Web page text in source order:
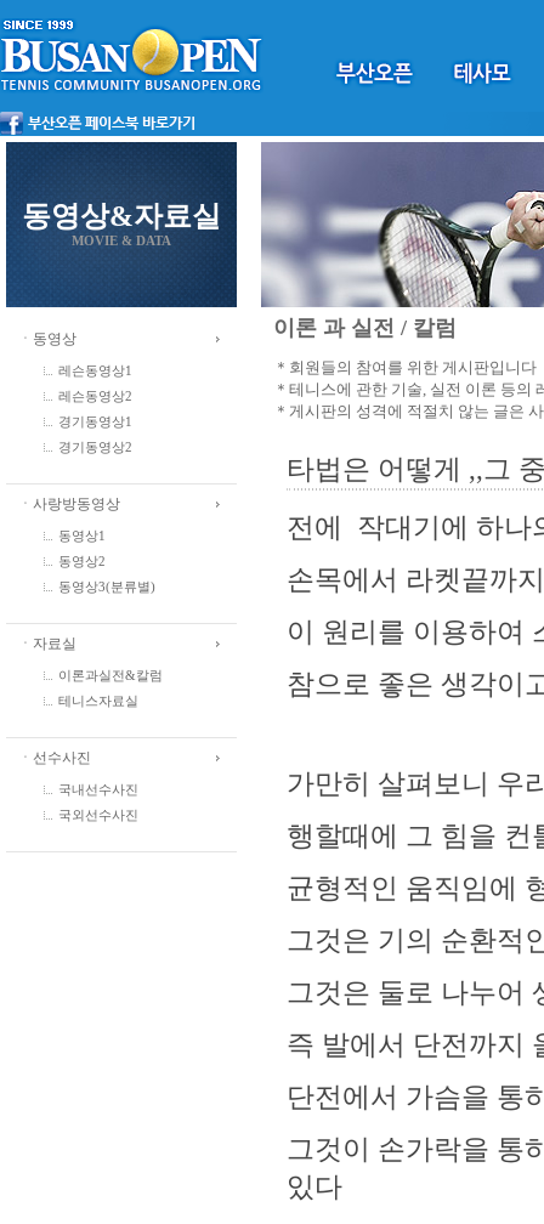
동영상&자료실
MOVIE & DATA
ㆍ동영상
레슨동영상1
레슨동영상2
경기동영상1
경기동영상2
ㆍ사랑방동영상
동영상1
동영상2
동영상3(분류별)
ㆍ자료실
이론과실전&칼럼
테니스자료실
ㆍ선수사진
국내선수사진
국외선수사진
이론 과 실전 / 칼럼
＊회원들의 참여를 위한 게시판입니다
＊테니스에 관한 기술, 실전 이론 등의
＊게시판의 성격에 적절치 않는 글은
타법은 어떻게 ,,그
전에 작대기에 하나
손목에서 라켓끝까
이 원리를 이용하여
참으로 좋은 생각이
가만히 살펴보니 우
행할때에 그 힘을 컨
균형적인 움직임에
그것은 기의 순환적
그것은 둘로 나누어
즉 발에서 단전까지
단전에서 가슴을 통
그것이 손가락을 통
있다